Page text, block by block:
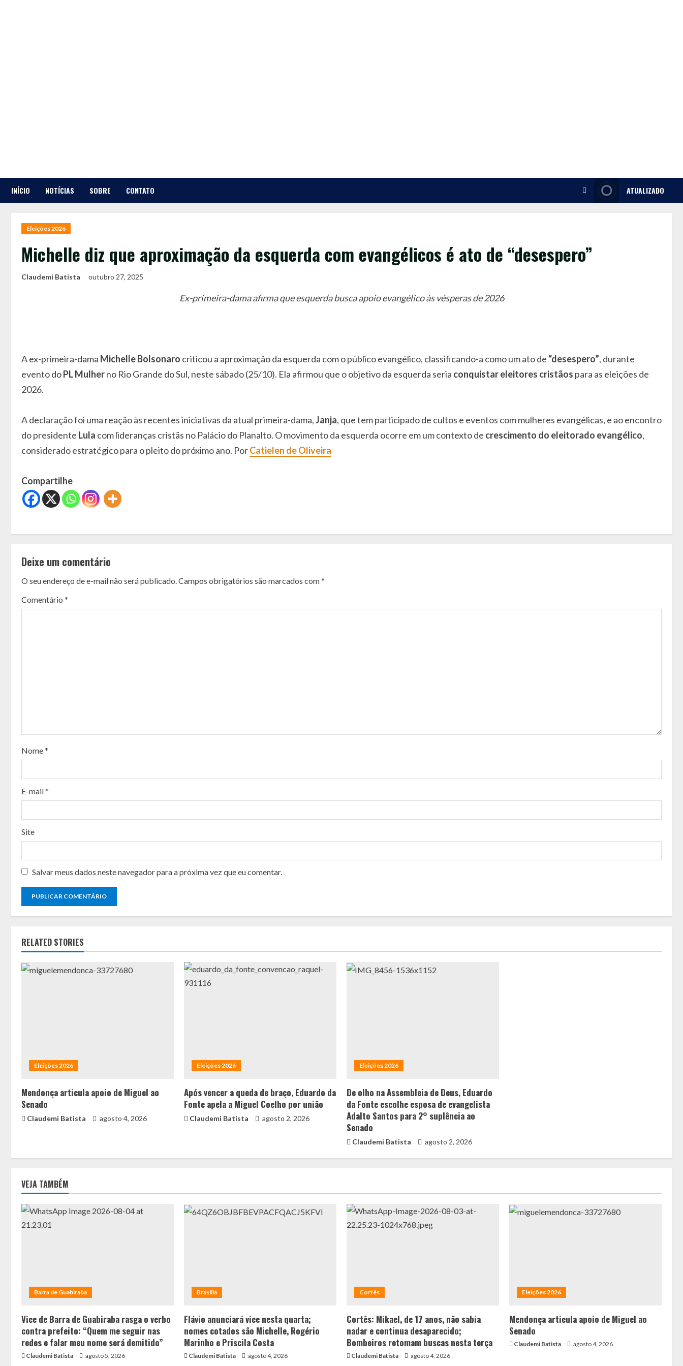
INÍCIO NOTÍCIAS SOBRE CONTATO ATUALIZADO
Eleições 2026
Michelle diz que aproximação da esquerda com evangélicos é ato de “desespero”
Claudemi Batista outubro 27, 2025
Ex-primeira-dama afirma que esquerda busca apoio evangélico às vésperas de 2026
A ex-primeira-dama Michelle Bolsonaro criticou a aproximação da esquerda com o público evangélico, classificando-a como um ato de “desespero”, durante
evento doPL Mulherno Rio Grande do Sul, neste sábado (25/10). Ela afirmou que o objetivo da esquerda seria conquistar eleitores cristãos para as eleições de
2026.
A declaração foi uma reação às recentes iniciativas da atual primeira-dama,Janja, que tem participado de cultos e eventos com mulheres evangélicas, e ao encontro
do presidente Lula com lideranças cristãs no Palácio do Planalto. O movimento da esquerda ocorre em um contexto de crescimento do eleitorado evangélico,
considerado estratégico para o pleito do próximo ano. PorCatielen de Oliveira
Compartilhe
C
n
t
i
a
d
i
n
g
Deixe um comentário
O seu endereço de e-mail não será publicado. Campos obrigatórios são marcados com*
Comentário *
Nome*
E-mail*
Site
Salvar meus dados neste navegador para a próxima vez que eu comentar.
RELATED STORIES
Eleições 2026
Mendonça articula apoio de Miguel ao
Senado
Claudemi Batista agosto 4, 2026
Eleições 2026
Após vencer a queda de braço, Eduardo da
Fonte apela a Miguel Coelho por união
Claudemi Batista agosto 2, 2026
Eleições 2026
De olho na Assembleia de Deus, Eduardo
da Fonte escolhe esposa de evangelista
Adalto Santos para 2° suplência ao
Senado
Claudemi Batista agosto 2, 2026
VEJA TAMBÉM
Barra de Guabiraba
Vice de Barra de Guabiraba rasga o verbo
contra prefeito: “Quem me seguir nas
redes e falar meu nome será demitido”
Claudemi Batista agosto 5, 2026
Brasília
Flávio anunciará vice nesta quarta;
nomes cotados são Michelle, Rogério
Marinho e Priscila Costa
Claudemi Batista agosto 4, 2026
Cortês
Cortês: Mikael, de 17 anos, não sabia
nadar e continua desaparecido;
Bombeiros retomam buscas nesta terça
Claudemi Batista agosto 4, 2026
Eleições 2026
Mendonça articula apoio de Miguel ao
Senado
Claudemi Batista agosto 4, 2026